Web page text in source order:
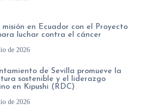
misión en Ecuador con el Proyecto
luchar contra el cáncer
de 2026
de Sevilla promueve la
sostenible y el liderazgo
en Kipushi (RDC)
de 2026